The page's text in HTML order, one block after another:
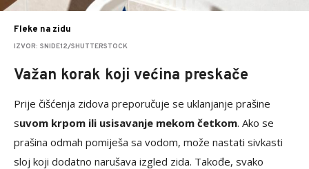
Fleke na zidu
IZVOR: SNIDE12/SHUTTERSTOCK
Važan korak koji većina preskače
Prije čišćenja zidova preporučuje se uklanjanje prašine
suvom krpom ili usisavanje mekom četkom. Ako se
prašina odmah pomiješa sa vodom, može nastati sivkasti
sloj koji dodatno narušava izgled zida. Takođe, svako